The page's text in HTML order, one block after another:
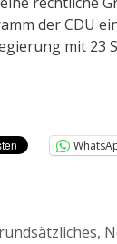
der CDU
mit 23
,